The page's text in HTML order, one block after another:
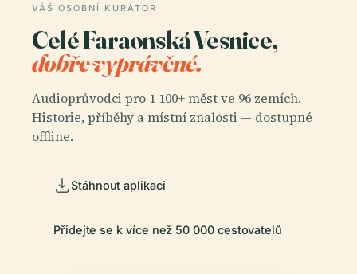
VÁŠ OSOBNÍ KURÁTOR
Celé Faraonská Vesnice,
dobře vyprávěné.
Audioprůvodci pro 1 100+ měst ve 96 zemích.
Historie, příběhy a místní znalosti — dostupné
offline.
Stáhnout aplikaci
Přidejte se k více než 50 000 cestovatelů